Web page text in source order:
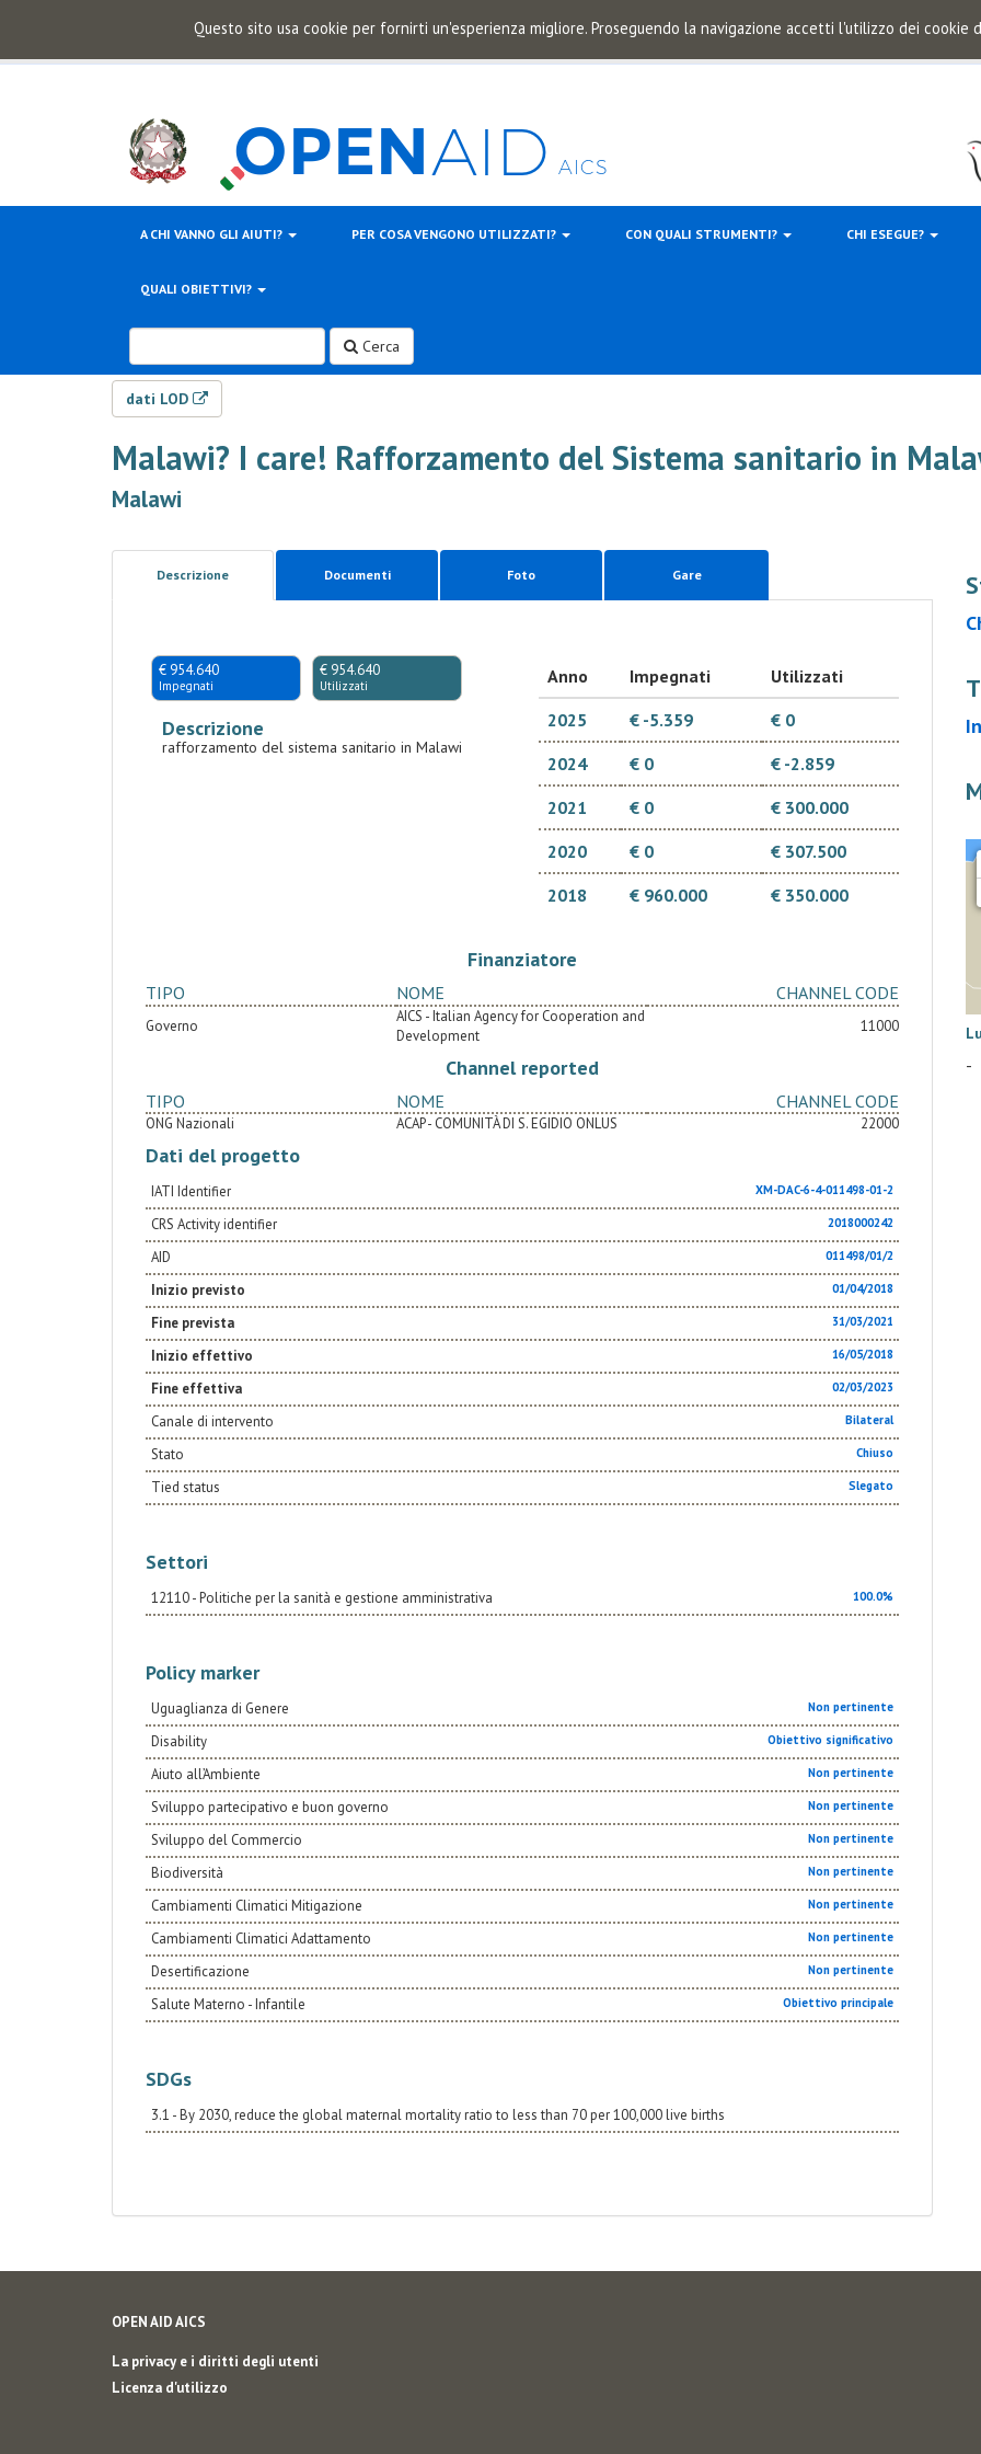
Questo sito usa cookie per fornirti un'esperienza migliore. Proseguendo la navigazione accetti l'utilizzo dei cookie
A CHI VANNO GLI AIUTI? PER COSA VENGONO UTILIZZATI? CON QUALI STRUMENTI? CHI ESEGUE?
QUALI OBIETTIVI?
Cerca
dati LOD
Malawi? I care! Rafforzamento del Sistema sanitario in
Malawi
-
Descrizione Documenti Foto Gare
€ 954.640
Impegnati
€ 954.640
Utilizzati
Descrizione
rafforzamento del sistema sanitario in Malawi
Anno Impegnati
Utilizzati
2025
€ -5.359
€ 0
2024
€ 0
€ -2.859
2021
€ 0
€ 300.000
2020
€ 0
€ 307.500
2018
€ 960.000 € 350.000
Finanziatore
TIPO NOME CHANNEL CODE
Governo
AICS - Italian Agency for Cooperation and
Development
11000
Channel reported
TIPO NOME CHANNEL CODE
ONG Nazionali ACAP - COMUNITÀ DI S. EGIDIO ONLUS 22000
Dati del progetto
IATI Identifier XM-DAC-6-4-011498-01-2
CRS Activity identifier 2018000242
AID 011498/01/2
Inizio previsto 01/04/2018
Fine prevista 31/03/2021
Inizio effettivo 16/05/2018
Fine effettiva 02/03/2023
Canale di intervento Bilateral
Stato Chiuso
Tied status Slegato
Settori
12110 - Politiche per la sanità e gestione amministrativa 100.0%
Policy marker
Uguaglianza di Genere Non pertinente
Disability Obiettivo significativo
Aiuto all’Ambiente Non pertinente
Sviluppo partecipativo e buon governo Non pertinente
Sviluppo del Commercio Non pertinente
Biodiversità Non pertinente
Cambiamenti Climatici Mitigazione Non pertinente
Cambiamenti Climatici Adattamento Non pertinente
Desertificazione Non pertinente
Salute Materno - Infantile Obiettivo principale
SDGs
3.1 - By 2030, reduce the global maternal mortality ratio to less than 70 per 100,000 live births
OPEN AID AICS
La privacy e i diritti degli utenti
Licenza d'utilizzo